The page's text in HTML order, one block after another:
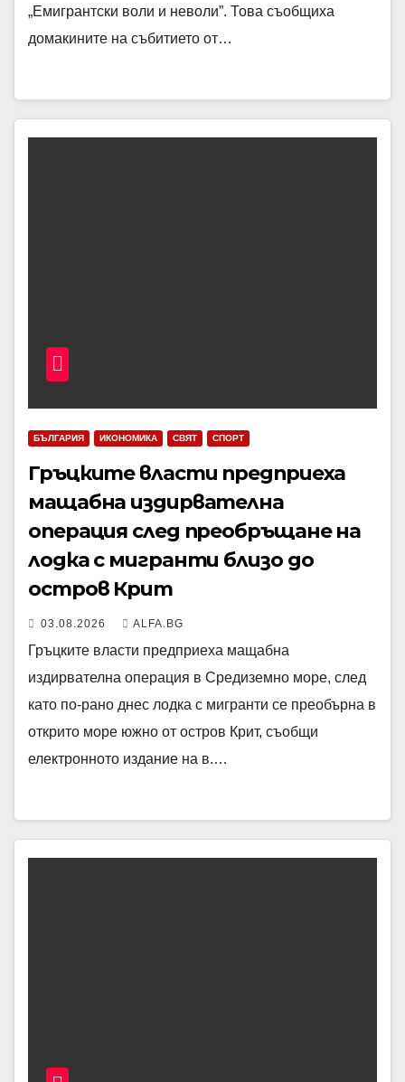
„Емигрантски воли и неволи”. Това съобщиха
домакините на събитието от…
БЪЛГАРИЯ ИКОНОМИКА СВЯТ СПОРТ
Гръцките власти предприеха
мащабна издирвателна
операция след преобръщане на
лодка с мигранти близо до
остров Крит
03.08.2026 ALFA.BG
Гръцките власти предприеха мащабна
издирвателна операция в Средиземно море, след
като по-рано днес лодка с мигранти се преобърна в
открито море южно от остров Крит, съобщи
електронното издание на в.…